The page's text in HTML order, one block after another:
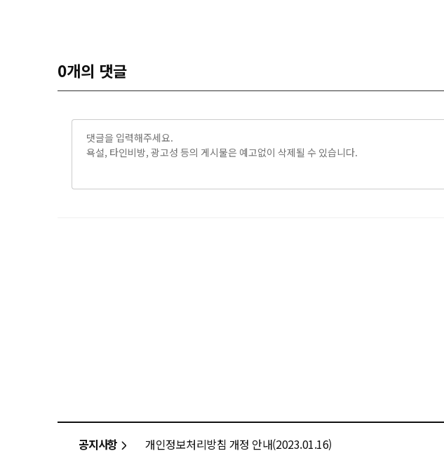
0개의 댓글
공지사항 개인정보처리방침 개정 안내(2023.01.16)